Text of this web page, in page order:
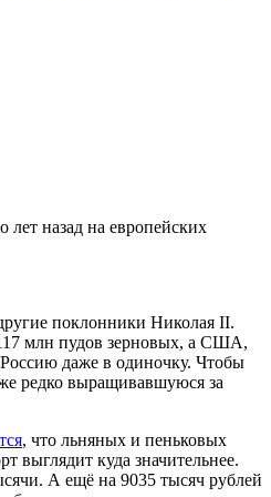
назад на европейских
поклонники Николая II.
млн пудов зерновых, а США,
даже в одиночку. Чтобы
редко выращивавшуюся за
, что льняных и пеньковых
выглядит куда значительнее.
А ещё на 9035 тысяч рублей